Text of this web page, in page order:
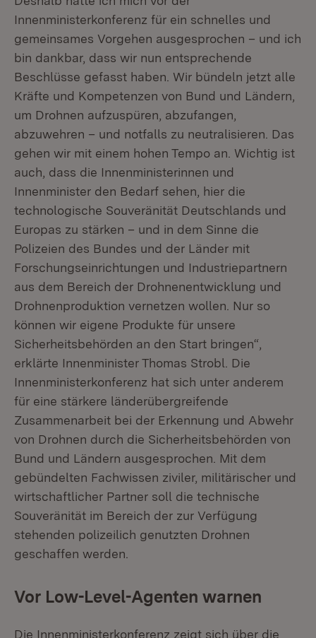
Innenministerkonferenz für ein schnelles und
gemeinsames Vorgehen ausgesprochen – und ich
bin dankbar, dass wir nun entsprechende
Beschlüsse gefasst haben. Wir bündeln jetzt alle
Kräfte und Kompetenzen von Bund und Ländern,
um Drohnen aufzuspüren, abzufangen,
abzuwehren – und notfalls zu neutralisieren. Das
gehen wir mit einem hohen Tempo an. Wichtig ist
auch, dass die Innenministerinnen und
Innenminister den Bedarf sehen, hier die
technologische Souveränität Deutschlands und
Europas zu stärken – und in dem Sinne die
Polizeien des Bundes und der Länder mit
Forschungseinrichtungen und Industriepartnern
aus dem Bereich der Drohnenentwicklung und
Drohnenproduktion vernetzen wollen. Nur so
können wir eigene Produkte für unsere
Sicherheitsbehörden an den Start bringen“,
erklärte Innenminister Thomas Strobl. Die
Innenministerkonferenz hat sich unter anderem
für eine stärkere länderübergreifende
Zusammenarbeit bei der Erkennung und Abwehr
von Drohnen durch die Sicherheitsbehörden von
Bund und Ländern ausgesprochen. Mit dem
gebündelten Fachwissen ziviler, militärischer und
wirtschaftlicher Partner soll die technische
Souveränität im Bereich der zur Verfügung
stehenden polizeilich genutzten Drohnen
geschaffen werden.
Vor Low-Level-Agenten warnen
Die Innenministerkonferenz zeigt sich über die